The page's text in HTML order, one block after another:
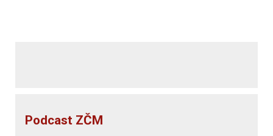
Podcast ZČM